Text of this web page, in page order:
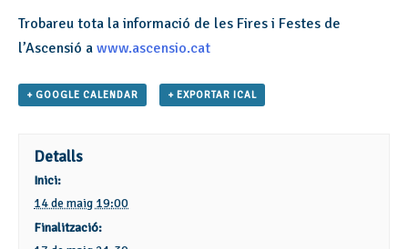
Trobareu tota la informació de les Fires i Festes de
l’Ascensió a www.ascensio.cat
+ GOOGLE CALENDAR + EXPORTAR ICAL
Detalls
Inici:
14 de maig 19:00
Finalització: